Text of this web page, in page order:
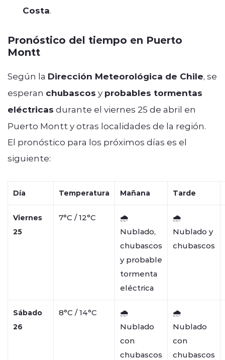
Costa.
Pronóstico del tiempo en Puerto
Montt
Según la Dirección Meteorológica de Chile, se
esperan chubascos y probables tormentas
eléctricas durante el viernes 25 de abril en
Puerto Montt y otras localidades de la región.
El pronóstico para los próximos días es el
siguiente:
Día Temperatura Mañana Tarde
Viernes
25
7°C / 12°C
🌧️
Nublado,
chubascos
y probable
tormenta
eléctrica
🌧️
Nublado y
chubascos
Sábado
26
8°C / 14°C
🌧️
Nublado
con
chubascos
🌧️
Nublado
con
chubascos